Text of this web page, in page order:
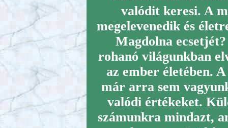
valódit keresi. A
megelevenedik és
Magdolna
rohanó világunkban
az ember életében.
már arra sem
valódi értékeket.
számunkra mindazt,